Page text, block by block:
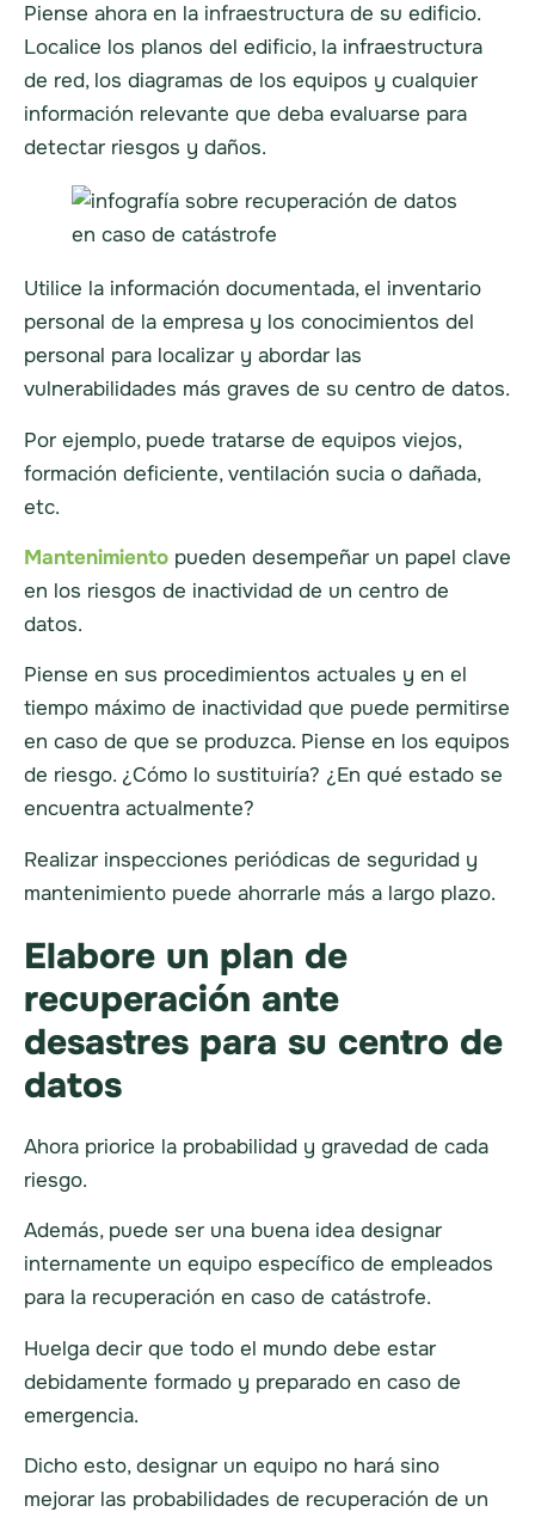
Piense ahora en la infraestructura de su edificio.
Localice los planos del edificio, la infraestructura
de red, los diagramas de los equipos y cualquier
información relevante que deba evaluarse para
detectar riesgos y daños.
Utilice la información documentada, el inventario
personal de la empresa y los conocimientos del
personal para localizar y abordar las
vulnerabilidades más graves de su centro de datos.
Por ejemplo, puede tratarse de equipos viejos,
formación deficiente, ventilación sucia o dañada,
etc.
Mantenimiento pueden desempeñar un papel clave
en los riesgos de inactividad de un centro de
datos.
Piense en sus procedimientos actuales y en el
tiempo máximo de inactividad que puede permitirse
en caso de que se produzca. Piense en los equipos
de riesgo. ¿Cómo lo sustituiría? ¿En qué estado se
encuentra actualmente?
Realizar inspecciones periódicas de seguridad y
mantenimiento puede ahorrarle más a largo plazo.
Elabore un plan de
recuperación ante
desastres para su centro de
datos
Ahora priorice la probabilidad y gravedad de cada
riesgo.
Además, puede ser una buena idea designar
internamente un equipo específico de empleados
para la recuperación en caso de catástrofe.
Huelga decir que todo el mundo debe estar
debidamente formado y preparado en caso de
emergencia.
Dicho esto, designar un equipo no hará sino
mejorar las probabilidades de recuperación de un